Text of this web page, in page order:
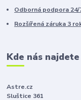
Odborná podpora 24/
Rozšířená záruka 3
Kde nás najdete
Astre.cz
Sluštice 361